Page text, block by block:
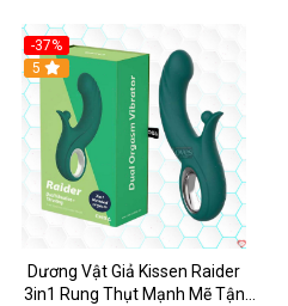
-37%
Hot
5
Dương Vật Giả Kissen Raider
3in1 Rung Thụt Mạnh Mẽ Tận